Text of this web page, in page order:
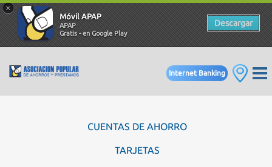
×
Móvil APAP
APAP
Gratis - en Google Play
Descargar
Internet Banking
CUENTAS DE AHORRO
TARJETAS